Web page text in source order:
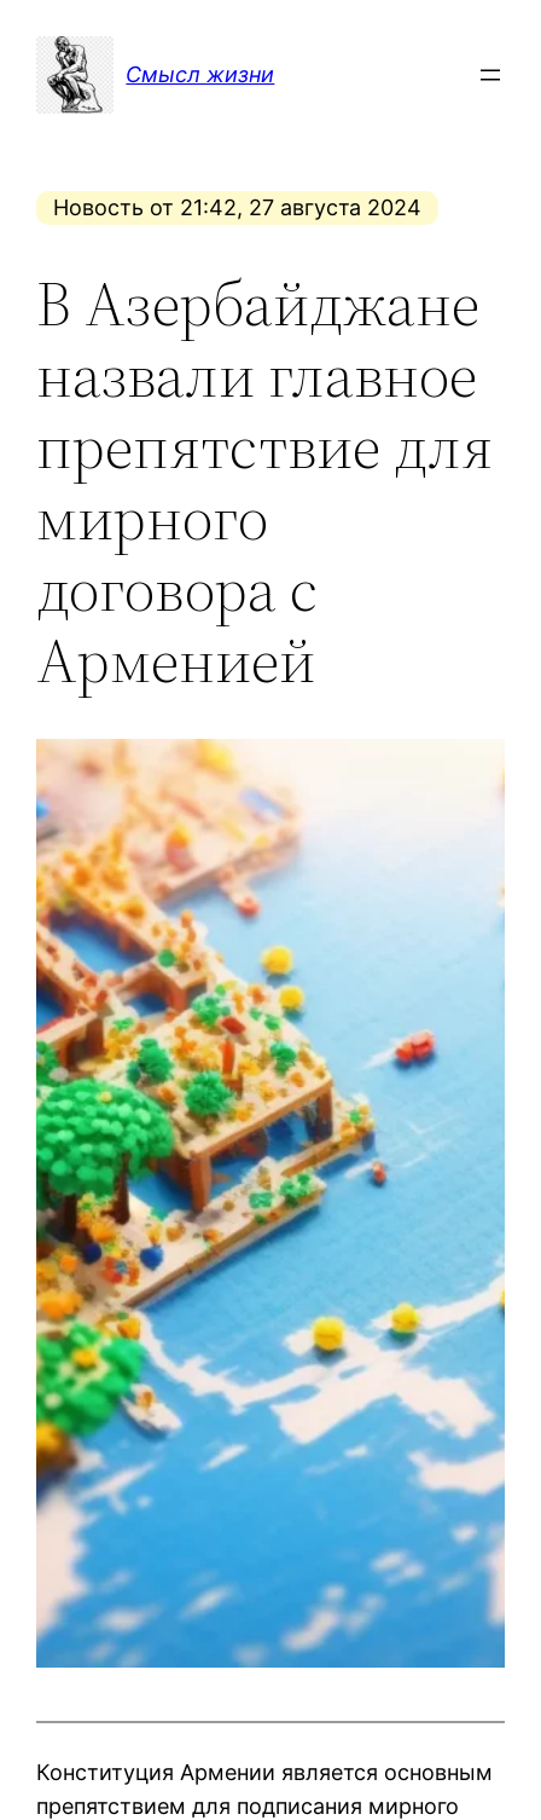
содержимому
Смысл жизни
Новость от 21:42, 27 августа 2024
В Азербайджане
назвали главное
препятствие для
мирного
договора с
Арменией
Конституция Армении является основным
препятствием для подписания мирного